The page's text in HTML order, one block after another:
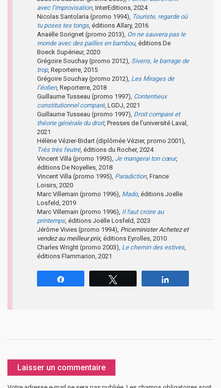
avec l’improvisation, InterEditions, 2024
Nicolas Santolaria (promo 1994), Touriste, regarde où
tu poses tes tongs, éditions Allary, 2016
Anaëlle Sorignet (promo 2013), On ne sauvera pas le
monde avec des pailles en bambou, éditions De
Boeck Supérieur, 2020
Grégoire Souchay (promo 2012), Sivens, le barrage de
trop, Reporterre, 2015
Grégoire Souchay (promo 2012), Les Mirages de
l’éolien, Reporterre, 2018
Guillaume Tusseau (promo 1997), Contentieux
constitutionnel comparé, LGDJ, 2021
Guillaume Tusseau (promo 1997), Droit comparé et
théorie générale du droit, Presses de l’université Laval,
2021
Hélène Vézier-Bidart (diplômée Vézier, promo 2001),
Très très feutré, éditions du Rocher, 2024
Vincent Villa (promo 1995), Je mangerai ton cœur,
éditions De Noyelles, 2018
Vincent Villa (promo 1995), Paradiction, France
Loisirs, 2020
Marc Villemain (promo 1996), Mado, éditions Joëlle
Losfeld, 2019
Marc Villemain (promo 1996), Il faut croire au
printemps, éditions Joëlle Losfeld, 2023
Jérôme Vivies (promo 1994), Priceminister Achetez et
vendez au meilleur prix, éditions Eyrolles, 2010
Charles Wright (promo 2003), Le chemin des estives,
éditions Flammarion, 2021
Laisser un commentaire